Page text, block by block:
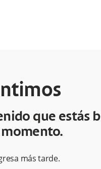
que estás
más tarde.